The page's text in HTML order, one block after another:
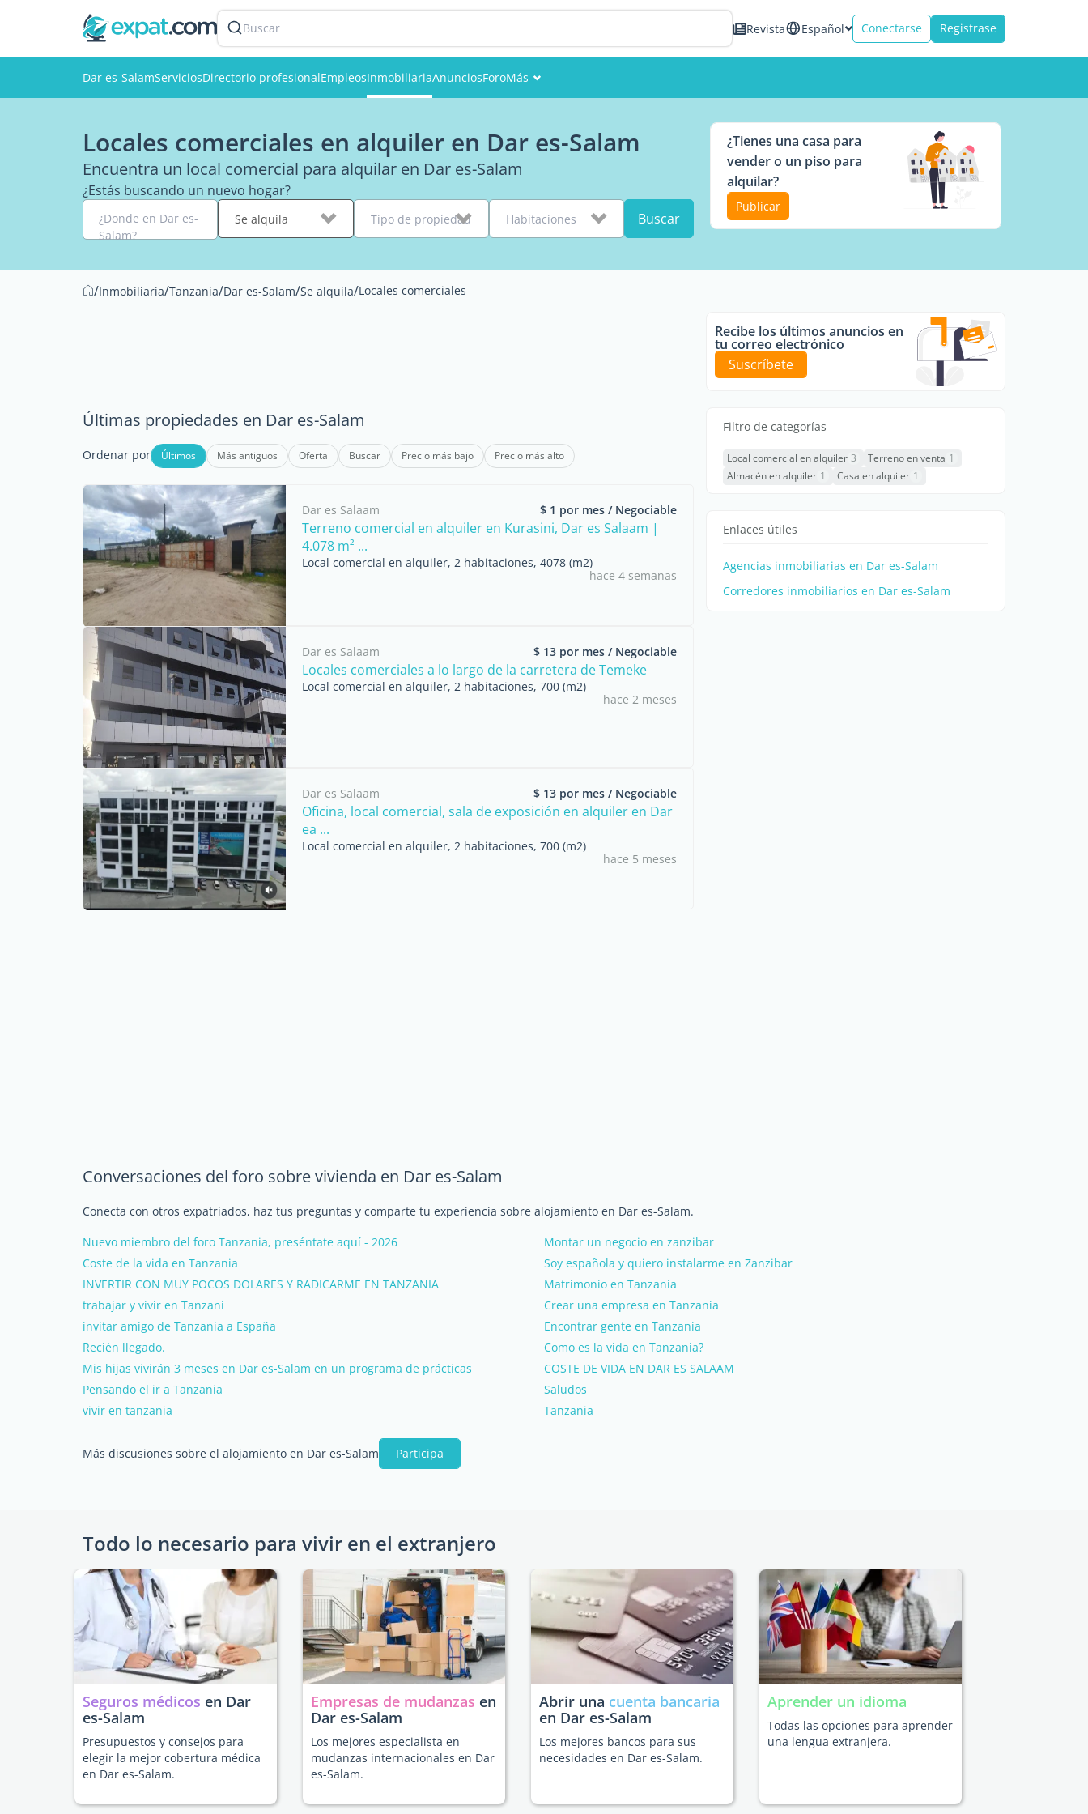
Buscar Revista Español Conectarse Registrase
Dar es-SalamServiciosDirectorio profesionalEmpleosInmobiliariaAnunciosForoMás
Miembros
Locales comerciales en alquiler en Dar es-Salam
Encuentra un local comercial para alquilar en Dar es-Salam
¿Estás buscando un nuevo hogar?
¿Donde en Dar es-
Salam?
Se alquila Tipo de propiedad Habitaciones Buscar
¿Tienes una casa para
vender o un piso para
alquilar?
Publicar
/Inmobiliaria/Tanzania/Dar es-Salam/Se alquila/Locales comerciales
Últimas propiedades en Dar es-Salam
Ordenar por Últimos Más antiguos Oferta Buscar Precio más bajo Precio más alto
Dar es Salaam $ 1 por mes / Negociable
Terreno comercial en alquiler en Kurasini, Dar es Salaam |
4.078 m² ...
Local comercial en alquiler, 2 habitaciones, 4078 (m2)
hace 4 semanas
Dar es Salaam $ 13 por mes / Negociable
Locales comerciales a lo largo de la carretera de Temeke
Local comercial en alquiler, 2 habitaciones, 700 (m2)
hace 2 meses
Dar es Salaam $ 13 por mes / Negociable
Oficina, local comercial, sala de exposición en alquiler en Dar
ea ...
Local comercial en alquiler, 2 habitaciones, 700 (m2)
hace 5 meses
Recibe los últimos anuncios en
tu correo electrónico
Suscríbete
Filtro de categorías
Local comercial en alquiler 3 Terreno en venta 1
Almacén en alquiler 1 Casa en alquiler 1
Enlaces útiles
Agencias inmobiliarias en Dar es-Salam
Corredores inmobiliarios en Dar es-Salam
Conversaciones del foro sobre vivienda en Dar es-Salam
Conecta con otros expatriados, haz tus preguntas y comparte tu experiencia sobre alojamiento en Dar es-Salam.
Nuevo miembro del foro Tanzania, preséntate aquí - 2026
Montar un negocio en zanzibar
Coste de la vida en Tanzania
Soy española y quiero instalarme en Zanzibar
INVERTIR CON MUY POCOS DOLARES Y RADICARME EN TANZANIA
Matrimonio en Tanzania
trabajar y vivir en Tanzani
Crear una empresa en Tanzania
invitar amigo de Tanzania a España
Encontrar gente en Tanzania
Recién llegado.
Como es la vida en Tanzania?
Mis hijas vivirán 3 meses en Dar es-Salam en un programa de prácticas
COSTE DE VIDA EN DAR ES SALAAM
Pensando el ir a Tanzania
Saludos
vivir en tanzania
Tanzania
Más discusiones sobre el alojamiento en Dar es-Salam Participa
Todo lo necesario para vivir en el extranjero
Seguros médicos en Dar
es-Salam
Presupuestos y consejos para
elegir la mejor cobertura médica
en Dar es-Salam.
Empresas de mudanzas en
Dar es-Salam
Los mejores especialista en
mudanzas internacionales en Dar
es-Salam.
Abrir una cuenta bancaria
en Dar es-Salam
Los mejores bancos para sus
necesidades en Dar es-Salam.
Aprender un idioma
Todas las opciones para aprender
una lengua extranjera.